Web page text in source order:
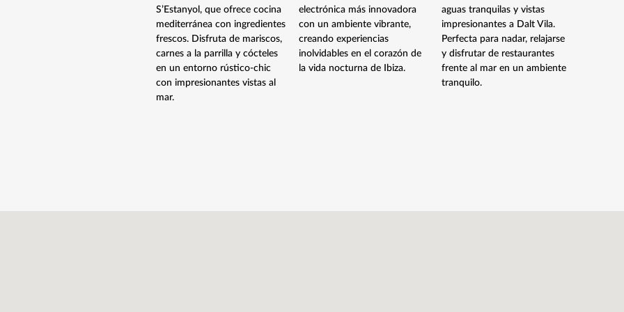
S’Estanyol, que ofrece cocina
mediterránea con ingredientes
frescos. Disfruta de mariscos,
carnes a la parrilla y cócteles
en un entorno rústico-chic
con impresionantes vistas al
mar.
electrónica más innovadora
con un ambiente vibrante,
creando experiencias
inolvidables en el corazón de
la vida nocturna de Ibiza.
aguas tranquilas y vistas
impresionantes a Dalt Vila.
Perfecta para nadar, relajarse
y disfrutar de restaurantes
frente al mar en un ambiente
tranquilo.